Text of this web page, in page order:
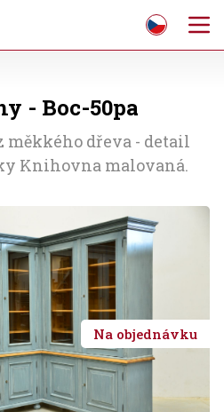
- Boc-50pa
dřeva - detail
Knihovna malovaná.
Na objednávku